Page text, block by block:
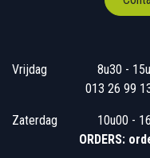
Vrijdag
013 26 99
Zaterdag
ORDERS: